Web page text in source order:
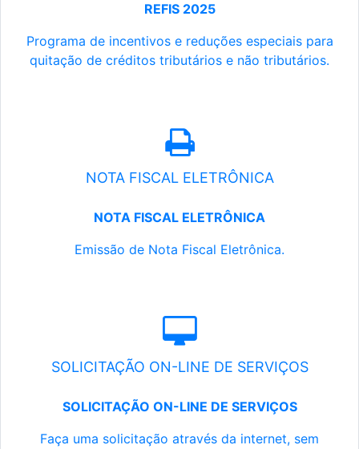
REFIS 2025
Programa de incentivos e reduções especiais para
quitação de créditos tributários e não tributários.
NOTA FISCAL ELETRÔNICA
NOTA FISCAL ELETRÔNICA
Emissão de Nota Fiscal Eletrônica.
SOLICITAÇÃO ON-LINE DE SERVIÇOS
SOLICITAÇÃO ON-LINE DE SERVIÇOS
Faça uma solicitação através da internet, sem